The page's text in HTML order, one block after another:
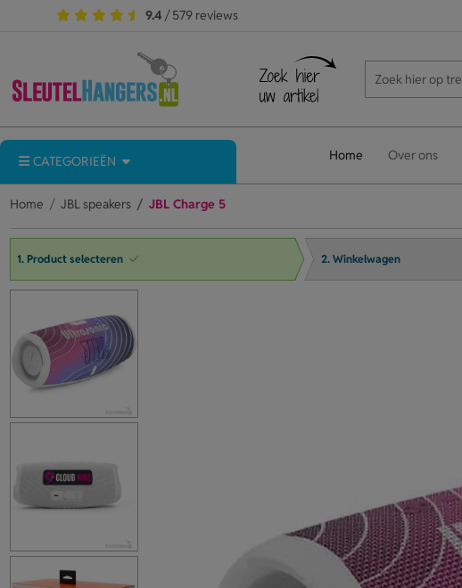
9.4 / 579 reviews
CATEGORIEËN Home Over ons
Home JBL speakers JBL Charge 5
1. Product selecteren 2. Winkelwagen